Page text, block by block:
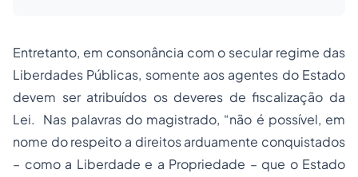
Entretanto, em consonância com o secular regime das
Liberdades Públicas, somente aos agentes do Estado
devem ser atribuídos os deveres de fiscalização da
Lei. Nas palavras do magistrado, “não é possível, em
nome do respeito a direitos arduamente conquistados
– como a Liberdade e a Propriedade – que o Estado